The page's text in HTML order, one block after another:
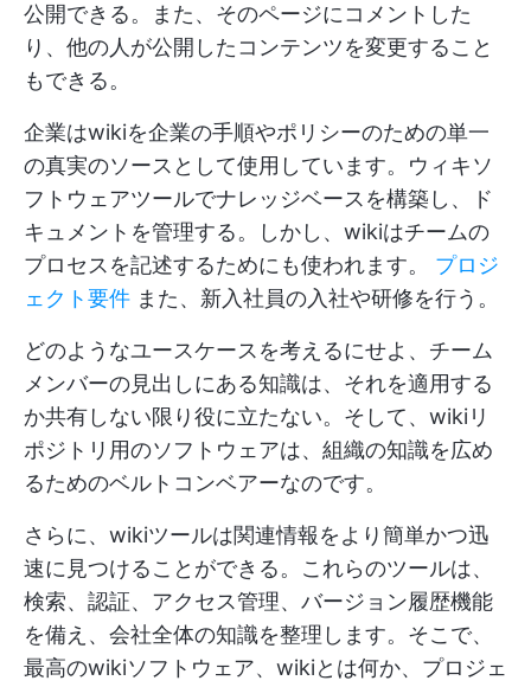
公開できる。また、そのページにコメントした
り、他の人が公開したコンテンツを変更すること
もできる。
企業はwikiを企業の手順やポリシーのための単一
の真実のソースとして使用しています。ウィキソ
フトウェアツールでナレッジベースを構築し、ド
キュメントを管理する。しかし、wikiはチームの
プロセスを記述するためにも使われます。 プロジ
ェクト要件 また、新入社員の入社や研修を行う。
どのようなユースケースを考えるにせよ、チーム
メンバーの見出しにある知識は、それを適用する
か共有しない限り役に立たない。そして、wikiリ
ポジトリ用のソフトウェアは、組織の知識を広め
るためのベルトコンベアーなのです。
さらに、wikiツールは関連情報をより簡単かつ迅
速に見つけることができる。これらのツールは、
検索、認証、アクセス管理、バージョン履歴機能
を備え、会社全体の知識を整理します。そこで、
最高のwikiソフトウェア、wikiとは何か、プロジェ